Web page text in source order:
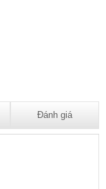
Đánh giá